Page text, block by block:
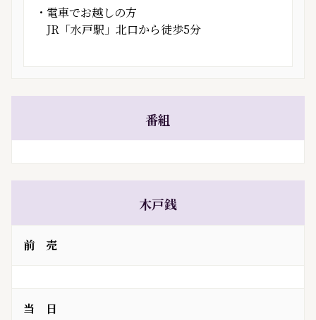
・電車でお越しの方
JR「水戸駅」北口から徒歩5分
番組
木戸銭
前 売
当 日